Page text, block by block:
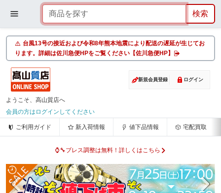
台風13号の接近および令和8年熊本地震により配送の遅延が生じてお
ります。詳細は佐川急便HPをご覧ください【佐川急便HP】
新規会員登録 ログイン
ようこそ、高山質店へ
会員の方はログインしてください
ご利用ガイド 新入荷情報 値下品情報 宅配買取
⌚🔧ブレス調整は無料！詳しくはこちら